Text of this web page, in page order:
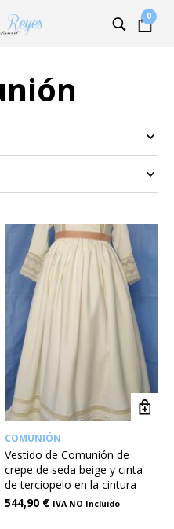
0
COMUNIÓN
Vestido de Comunión de
crepe de seda beige y cinta
de terciopelo en la cintura
544,90 € IVA NO Incluido